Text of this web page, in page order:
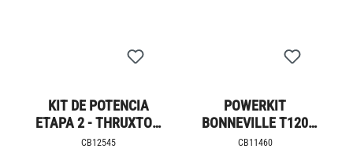
KIT DE POTENCIA
ETAPA 2 - THRUXTON
RS +14 CV
CB12545
POWERKIT
BONNEVILLE T120
FASE 2
CB11460